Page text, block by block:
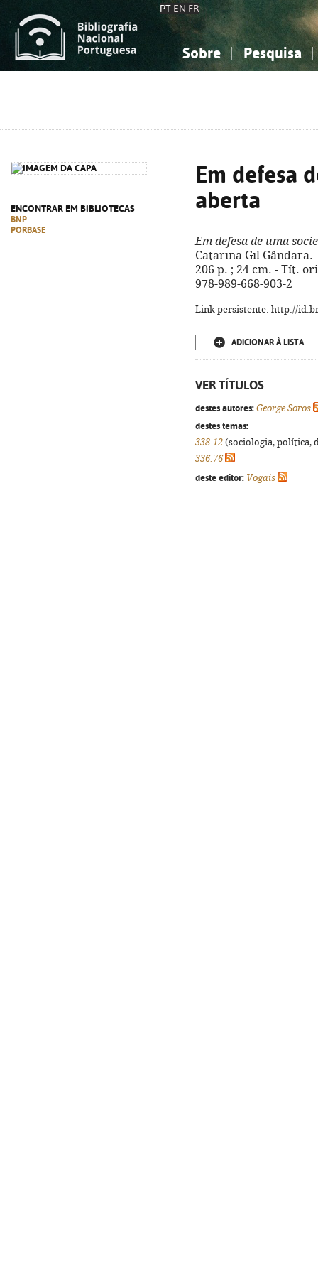
PT EN FR
Sobre Pesquisa
ENCONTRAR EM BIBLIOTECAS
BNP
PORBASE
Em defesa
aberta
Em defesa de uma
Catarina Gil Gândara.
206 p. ; 24 cm. - Tít.
978-989-668-903-2
Link persistente: http://
ADICIONAR À LISTA
VER TÍTULOS
destes autores: George Soros
destes temas:
338.12 (sociologia, política,
336.76
deste editor: Vogais